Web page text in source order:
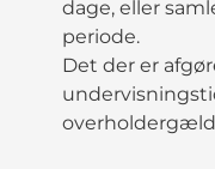
dage, eller
periode.
Det der er